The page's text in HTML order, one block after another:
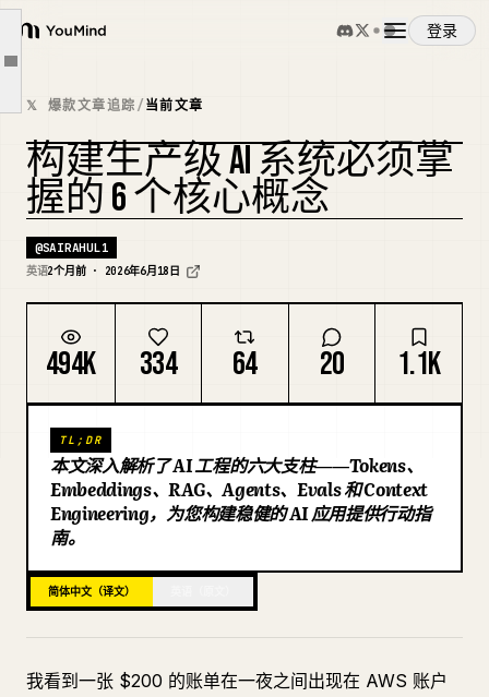
YouMind
登录
概览
使用案例
技能
提示词
定价
下载
博客
更新
文章大纲
3. RAG（检索增强生成）
5. 评估 (Evals)
这 6 个概念如何形成一个系统
从哪里开始
最后的真心话
𝕏 爆款文章追踪/当前文章
复刻封面
构建生产级 AI 系统必须掌
握的 6 个核心概念
@SAIRAHUL1
英语2个月前 · 2026年6月18日
494K 334 64 20 1.1K
TL;DR
本文深入解析了 AI 工程的六大支柱——Tokens、
Embeddings、RAG、Agents、Evals 和 Context
Engineering，为您构建稳健的 AI 应用提供行动指
南。
简体中文（译文）
我看到一张 $200 的账单在一夜之间出现在 AWS 账户